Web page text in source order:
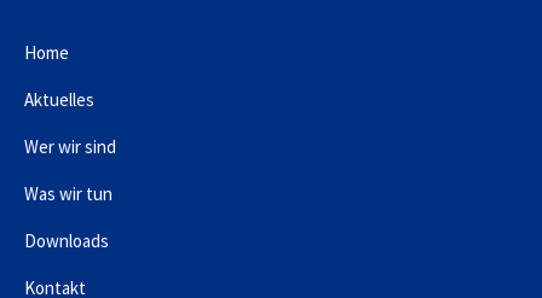
Home
Aktuelles
Wer wir sind
Was wir tun
Downloads
Kontakt